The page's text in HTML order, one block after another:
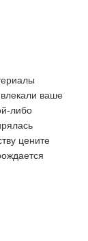
ваше
либо
цените